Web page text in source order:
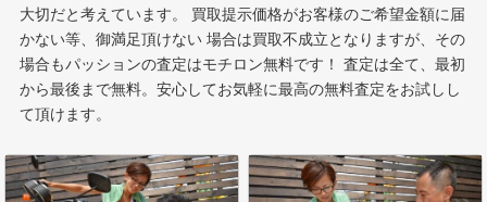
大切だと考えています。 買取提示価格がお客様のご希望金額に届
かない等、御満足頂けない 場合は買取不成立となりますが、その
場合もパッションの査定はモチロン無料です！ 査定は全て、最初
から最後まで無料。安心してお気軽に最高の無料査定をお試しし
て頂けます。